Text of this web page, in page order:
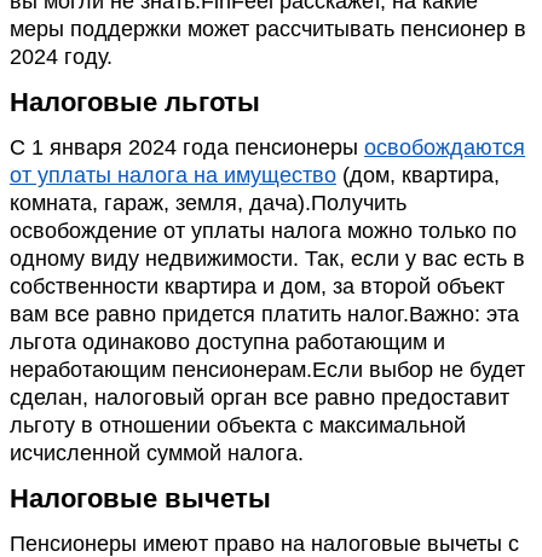
меры поддержки может рассчитывать пенсионер в
2024 году.
Налоговые льготы
С 1 января 2024 года пенсионеры освобождаются
от уплаты налога на имущество (дом, квартира,
комната, гараж, земля, дача).Получить
освобождение от уплаты налога можно только по
одному виду недвижимости. Так, если у вас есть в
собственности квартира и дом, за второй объект
вам все равно придется платить налог.Важно: эта
льгота одинаково доступна работающим и
неработающим пенсионерам.Если выбор не будет
сделан, налоговый орган все равно предоставит
льготу в отношении объекта с максимальной
исчисленной суммой налога.
Налоговые вычеты
Пенсионеры имеют право на налоговые вычеты с